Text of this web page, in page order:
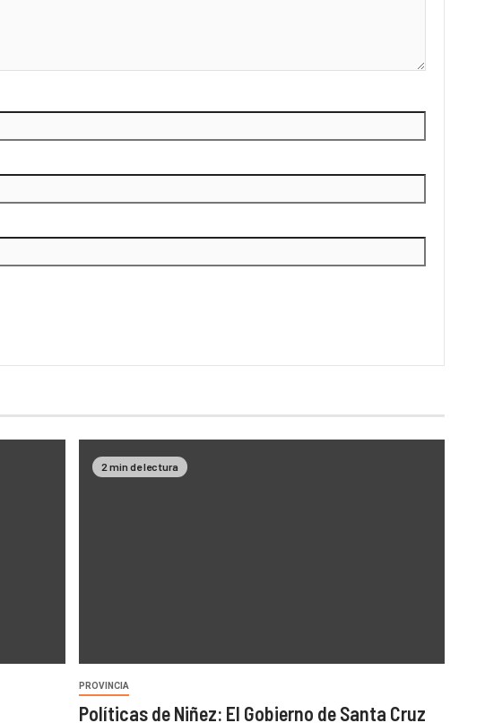
2 min de lectura
PROVINCIA
Políticas de Niñez: El Gobierno de Santa Cruz